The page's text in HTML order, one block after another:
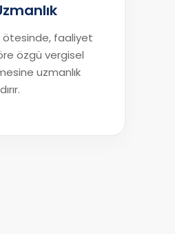
ötesinde, faaliyet
özgü vergisel
uzmanlık